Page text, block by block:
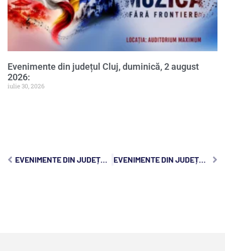
Evenimente din județul Cluj, duminică, 2 august
2026:
iulie 30, 2026
EVENIMENTE DIN JUDEȚUL CLUJ, SÂMBĂTĂ, 8 IULIE 2023: EVENIMENTE DIN JUDEȚUL CLUJ, LUNI, 10 IULIE 2023: